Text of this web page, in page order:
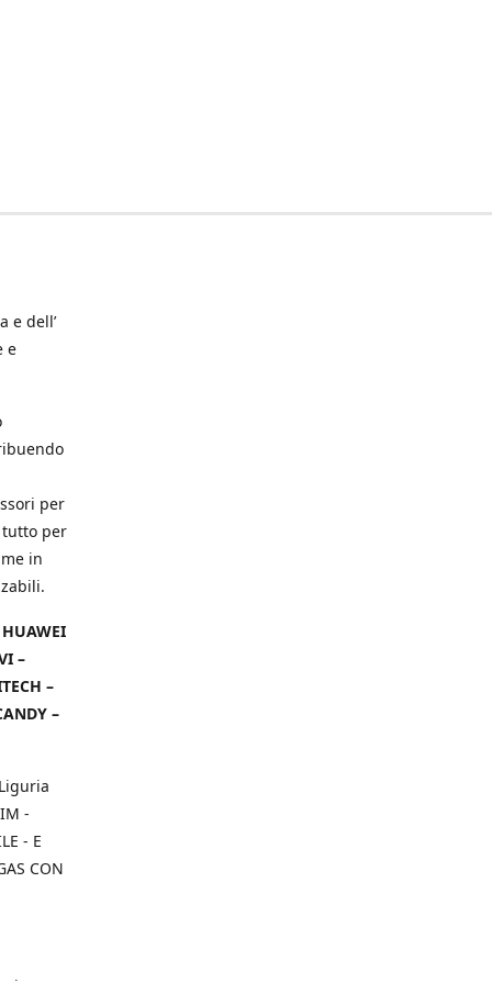
e dell’
e
per
per
in
–
–
–
-
- E
CON